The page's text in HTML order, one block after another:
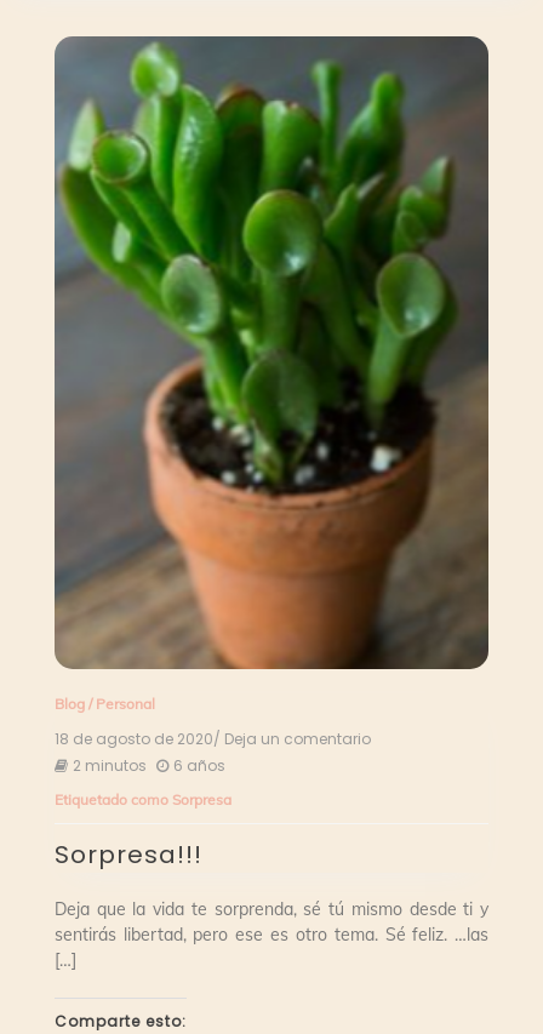
Blog/ Personal
18 de agosto de 2020/ Deja un comentarioen
2 minutos 6 años
Etiquetado como Sorpresa
Sorpresa!!!
Deja que la vida te sorprenda, sé tú mismo desde ti y
sentirás libertad, pero ese es otro tema. Sé feliz. …las
[…]
Comparte esto: